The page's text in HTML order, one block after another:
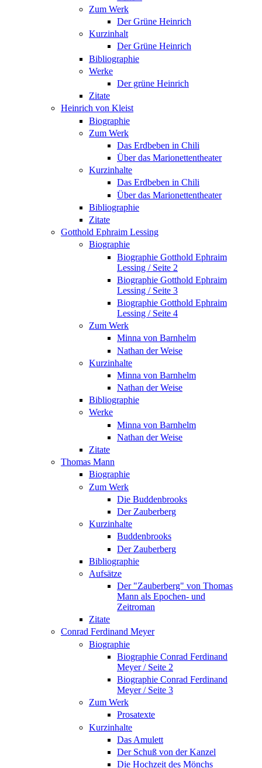
Zum Werk
Der Grüne Heinrich
Kurzinhalt
Der Grüne Heinrich
Bibliographie
Werke
Der grüne Heinrich
Zitate
Heinrich von Kleist
Biographie
Zum Werk
Das Erdbeben in Chili
Über das Marionettentheater
Kurzinhalte
Das Erdbeben in Chili
Über das Marionettentheater
Bibliographie
Zitate
Gotthold Ephraim Lessing
Biographie
Biographie Gotthold Ephraim
Lessing / Seite 2
Biographie Gotthold Ephraim
Lessing / Seite 3
Biographie Gotthold Ephraim
Lessing / Seite 4
Zum Werk
Minna von Barnhelm
Nathan der Weise
Kurzinhalte
Minna von Barnhelm
Nathan der Weise
Bibliographie
Werke
Minna von Barnhelm
Nathan der Weise
Zitate
Thomas Mann
Biographie
Zum Werk
Die Buddenbrooks
Der Zauberberg
Kurzinhalte
Buddenbrooks
Der Zauberberg
Bibliographie
Aufsätze
Der "Zauberberg" von Thomas
Mann als Epochen- und
Zeitroman
Zitate
Conrad Ferdinand Meyer
Biographie
Biographie Conrad Ferdinand
Meyer / Seite 2
Biographie Conrad Ferdinand
Meyer / Seite 3
Zum Werk
Prosatexte
Kurzinhalte
Das Amulett
Der Schuß von der Kanzel
Die Hochzeit des Mönchs